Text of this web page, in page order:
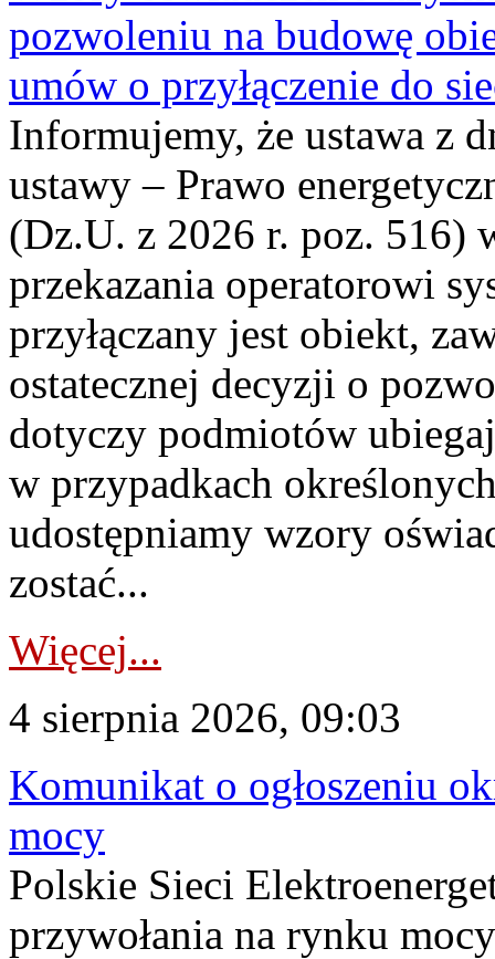
pozwoleniu na budowę
umów o przyłączenie do
Informujemy, że ustawa z
ustawy – Prawo
(Dz.U. z 2026 r. poz. 516)
przekazania operatorowi
przyłączany jest obiekt,
ostatecznej decyzji o
dotyczy podmiotów
w przypadkach
udostępniamy wzory
zostać...
Więcej...
4 sierpnia 2026, 09:03
Komunikat o ogłoszeniu
mocy
Polskie Sieci
przywołania na rynku